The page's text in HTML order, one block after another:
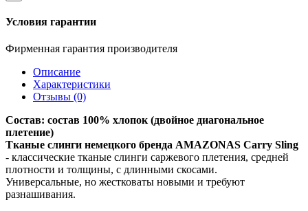
Условия гарантии
Фирменная гарантия производителя
Описание
Характеристики
Отзывы (0)
Состав: состав 100% хлопок (двойное диагональное
плетение)
Тканые слинги немецкого бренда AMAZONAS Carry Sling
- классические тканые слинги саржевого плетения, средней
плотности и толщины, с длинными скосами.
Универсальные, но жестковаты новыми и требуют
разнашивания.